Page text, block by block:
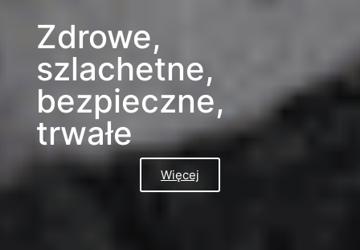
Zdrowe,
szlachetne,
bezpieczne,
trwałe
Więcej